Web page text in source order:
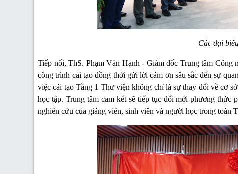
Các đại
Tiếp nối, ThS. Phạm Văn Hạnh - Giám đốc Trung tâm Công
công trình cải tạo đồng thời gửi lời cảm ơn sâu sắc đến sự
việc cải tạo Tầng 1 Thư viện không chỉ là sự thay đổi về cơ
học tập. Trung tâm cam kết sẽ tiếp tục đổi mới phương thức
nghiên cứu của giảng viên, sinh viên và người học trong toàn